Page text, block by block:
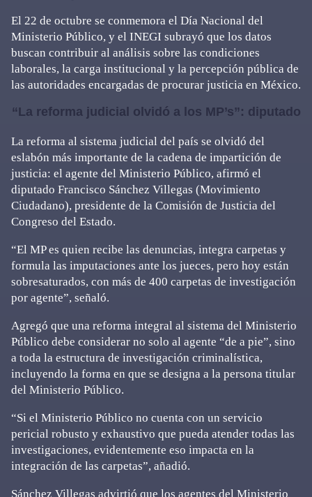
El 22 de octubre se conmemora el Día Nacional del
Ministerio Público, y el INEGI subrayó que los datos
buscan contribuir al análisis sobre las condiciones
laborales, la carga institucional y la percepción pública de
las autoridades encargadas de procurar justicia en México.
“La reforma judicial olvidó a los MP’s”: diputado
La reforma al sistema judicial del país se olvidó del
eslabón más importante de la cadena de impartición de
justicia: el agente del Ministerio Público, afirmó el
diputado Francisco Sánchez Villegas (Movimiento
Ciudadano), presidente de la Comisión de Justicia del
Congreso del Estado.
“El MP es quien recibe las denuncias, integra carpetas y
formula las imputaciones ante los jueces, pero hoy están
sobresaturados, con más de 400 carpetas de investigación
por agente”, señaló.
Agregó que una reforma integral al sistema del Ministerio
Público debe considerar no solo al agente “de a pie”, sino
a toda la estructura de investigación criminalística,
incluyendo la forma en que se designa a la persona titular
del Ministerio Público.
“Si el Ministerio Público no cuenta con un servicio
pericial robusto y exhaustivo que pueda atender todas las
investigaciones, evidentemente eso impacta en la
integración de las carpetas”, añadió.
Sánchez Villegas advirtió que los agentes del Ministerio